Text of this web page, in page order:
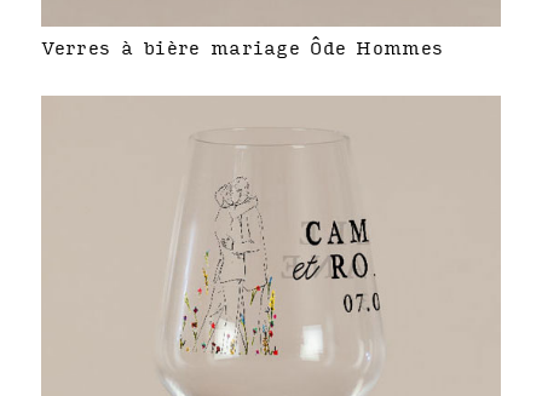
Verres à bière mariage Ôde Hommes